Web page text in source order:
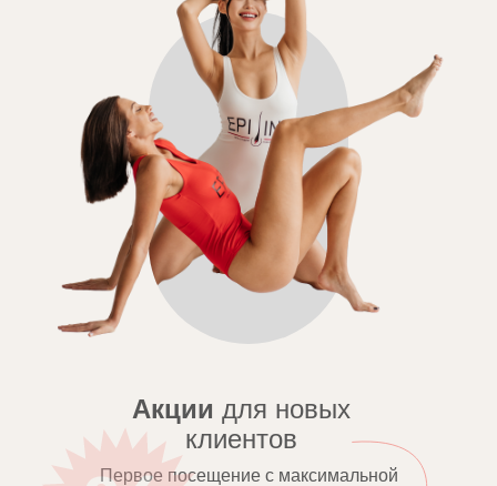
Акции для новых
клиентов
Первое посещение с максимальной